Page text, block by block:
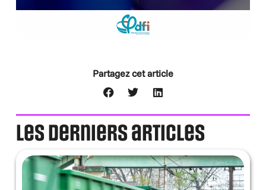
Partagez cet article
Les derniers articles